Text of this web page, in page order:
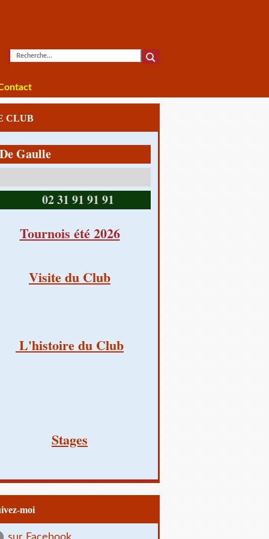
CLUB
02 31 91 91 91
Tournois été 2026
Visite du Club
L'histoire du Club
Stages
moi
sur Facebook